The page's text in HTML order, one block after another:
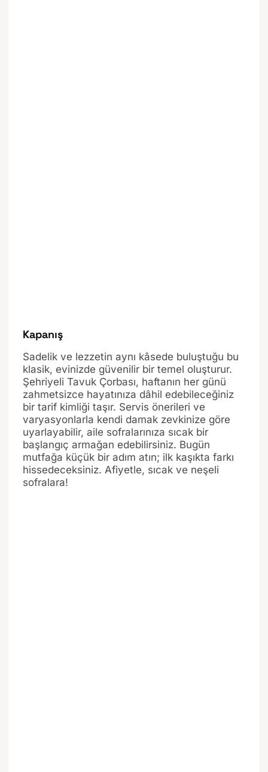
Kapanış
Sadelik ve lezzetin aynı kâsede buluştuğu bu
klasik, evinizde güvenilir bir temel oluşturur.
Şehriyeli Tavuk Çorbası, haftanın her günü
zahmetsizce hayatınıza dâhil edebileceğiniz
bir tarif kimliği taşır. Servis önerileri ve
varyasyonlarla kendi damak zevkinize göre
uyarlayabilir, aile sofralarınıza sıcak bir
başlangıç armağan edebilirsiniz. Bugün
mutfağa küçük bir adım atın; ilk kaşıkta farkı
hissedeceksiniz. Afiyetle, sıcak ve neşeli
sofralara!